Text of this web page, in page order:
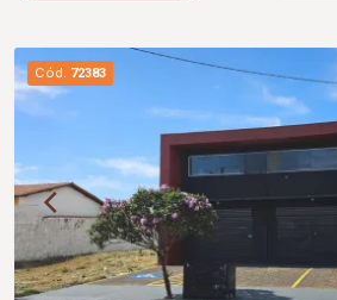
Cód. 72383